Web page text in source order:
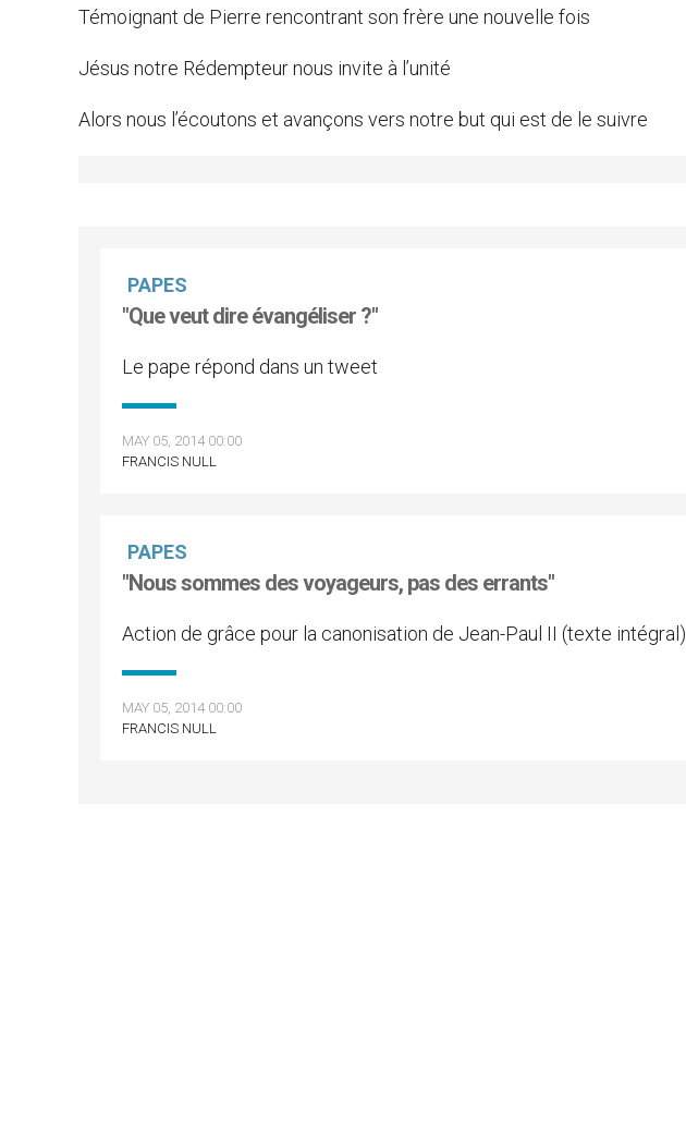
Témoignant de Pierre rencontrant son frère une nouvelle fois
Jésus notre Rédempteur nous invite à l’unité
Alors nous l’écoutons et avançons vers notre but qui est de le suivre
PAPES
"Que veut dire évangéliser ?"
Le pape répond dans un tweet
MAY 05, 2014 00:00
FRANCIS NULL
PAPES
"Nous sommes des voyageurs, pas des errants"
Action de grâce pour la canonisation de Jean-Paul II (texte intégral)
MAY 05, 2014 00:00
FRANCIS NULL